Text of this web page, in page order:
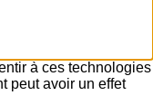
à ces technologies
peut avoir un effet